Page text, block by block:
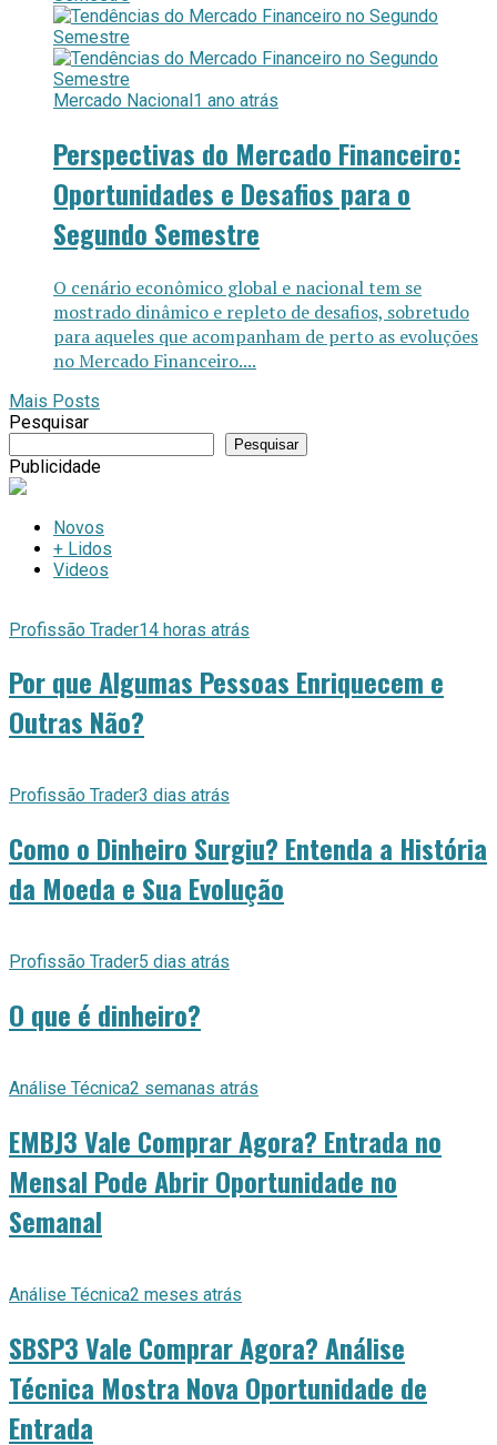
Mercado Nacional1 ano atrás
Perspectivas do Mercado Financeiro:
Oportunidades e Desafios para o
Segundo Semestre
O cenário econômico global e nacional tem se
mostrado dinâmico e repleto de desafios, sobretudo
para aqueles que acompanham de perto as evoluções
no Mercado Financeiro....
Mais Posts
Pesquisar
Pesquisar
Publicidade
Novos
+ Lidos
Videos
Profissão Trader14 horas atrás
Por que Algumas Pessoas Enriquecem e
Outras Não?
Profissão Trader3 dias atrás
Como o Dinheiro Surgiu? Entenda a História
da Moeda e Sua Evolução
Profissão Trader5 dias atrás
O que é dinheiro?
Análise Técnica2 semanas atrás
EMBJ3 Vale Comprar Agora? Entrada no
Mensal Pode Abrir Oportunidade no
Semanal
Análise Técnica2 meses atrás
SBSP3 Vale Comprar Agora? Análise
Técnica Mostra Nova Oportunidade de
Entrada